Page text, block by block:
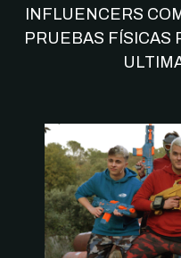
INFLUENCERS
PRUEBAS FÍSICAS